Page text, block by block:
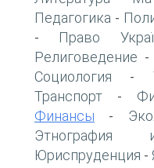
Педагогика -
- Право
Религоведение -
Социология -
Транспорт -
Финансы -
Этнография
Юриспруденция -